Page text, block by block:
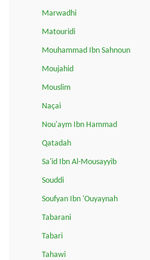
Marwadhi
Matouridi
Mouhammad Ibn Sahnoun
Moujahid
Mouslim
Naçai
Nou'aym Ibn Hammad
Qatadah
Sa'id Ibn Al-Mousayyib
Souddi
Soufyan Ibn 'Ouyaynah
Tabarani
Tabari
Tahawi